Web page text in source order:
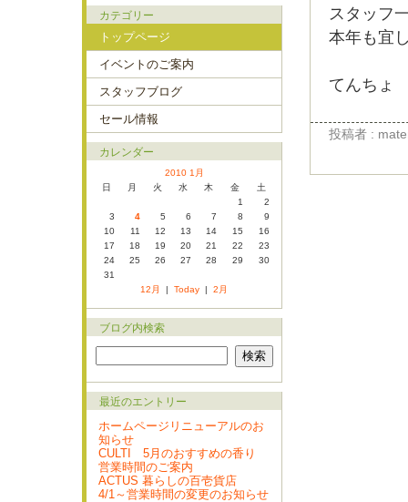
スタッフ
本年も宜
てんちょ
投稿者 :
カテゴリー
トップページ
イベントのご案内
スタッフブログ
セール情報
カレンダー
2010 1月
日
月 火 水 木 金
土
1
2
3
4 5 6 7 8
9
10
11 12 13 14 15
16
17
18 19 20 21 22
23
24
25 26 27 28 29
30
31
12月
| Today | 2月
ブログ内検索
最近のエントリー
ホームページリニューアルのお
知らせ
CULTI 5月のおすすめの香り
営業時間のご案内
ACTUS 暮らしの百壱貨店
4/1～営業時間の変更のお知らせ